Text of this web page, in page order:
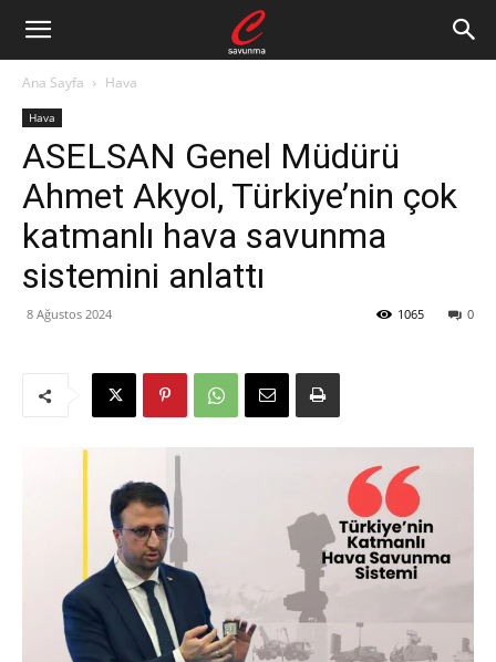
Ana Sayfa Hava
Hava
ASELSAN Genel Müdürü
Ahmet Akyol, Türkiye’nin çok
katmanlı hava savunma
sistemini anlattı
8 Ağustos 2024 0
1065